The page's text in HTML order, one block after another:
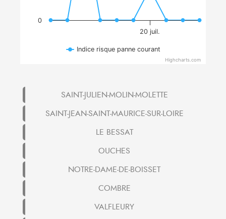
20 juil.
0
Indice risque panne courant
Highcharts.com
SAINT-JULIEN-MOLIN-MOLETTE
SAINT-JEAN-SAINT-MAURICE-SUR-LOIRE
LE BESSAT
OUCHES
NOTRE-DAME-DE-BOISSET
COMBRE
VALFLEURY